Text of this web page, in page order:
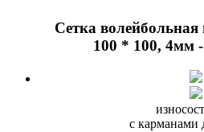
Сетка волейбольная
100 * 100, 4мм
с карманами